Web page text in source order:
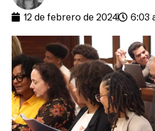
12 de febrero de 2024 6:03